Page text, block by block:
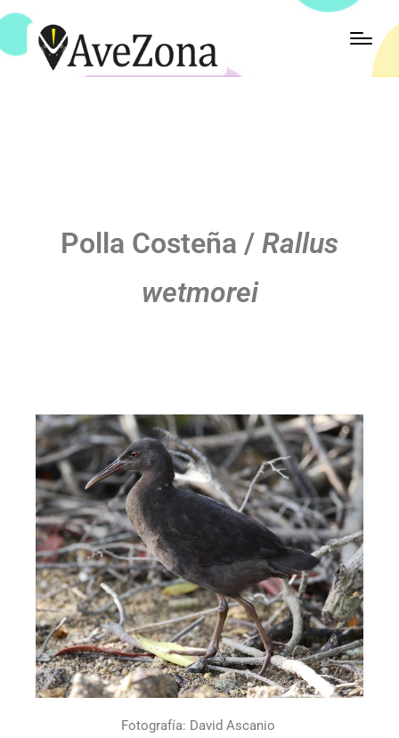
Polla Costeña / Rallus
wetmorei
Fotografía: David Ascanio